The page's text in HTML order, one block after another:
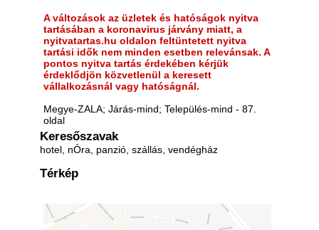
A változások az üzletek és hatóságok nyitva
tartásában a koronavirus járvány miatt, a
nyitvatartas.hu oldalon feltüntetett nyitva
tartási idők nem minden esetben relevánsak. A
pontos nyitva tartás érdekében kérjük
érdeklődjön közvetlenül a keresett
vállalkozásnál vagy hatóságnál.
Megye-ZALA; Járás-mind; Település-mind - 87.
oldal
Keresőszavak
hotel, nÓra, panzió, szállás, vendégház
Térkép